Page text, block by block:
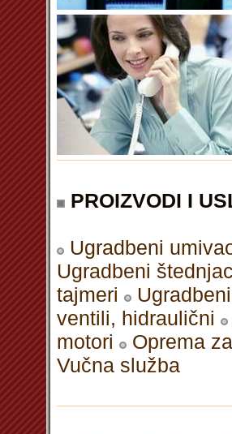
PROIZVODI I
Ugradbeni
Ugradbeni
tajmeri
ventili, hidraulični
motori
Oprema
Vučna služba